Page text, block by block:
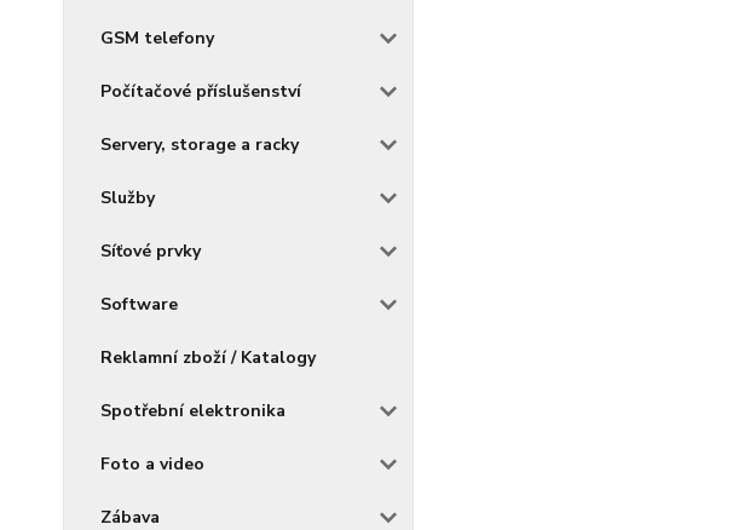
GSM telefony
Počítačové příslušenství
Servery, storage a racky
Služby
Síťové prvky
Software
Reklamní zboží / Katalogy
Spotřební elektronika
Foto a video
Zábava